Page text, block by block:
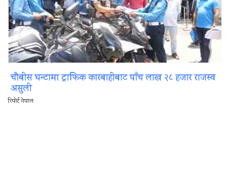
चौबीस घन्टामा ट्राफिक कारबाहीबाट पाँच लाख २८ हजार राजस्व
असुली
रिपोर्ट नेपाल